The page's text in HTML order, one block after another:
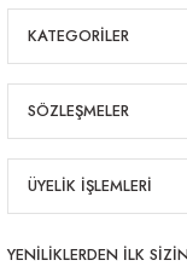
KATEGORİLER
SÖZLEŞMELER
ÜYELİK İŞLEMLERİ
YENİLİKLERDEN İLK